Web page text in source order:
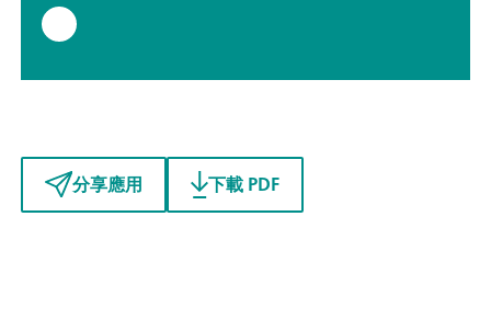
分享應用 下載 PDF